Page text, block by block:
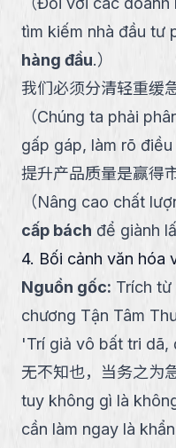
tìm kiếm nhà đầu tư
hàng đầu.）
我们必须分清轻重缓
（Chúng ta phải
gấp gáp, làm rõ điều
提升产品质量是赢得
（Nâng cao chất
cấp bách để giành
4. Bối cảnh văn hóa
Nguồn gốc: Trích từ
chương Tận Tâm
'Trí giả vô bất tri dã,
无不知也，当务之为
tuy không gì là
cần làm ngay là